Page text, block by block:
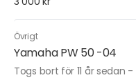
Övrigt
Yamaha PW 50 -04
Togs bort för 11 år sedan -